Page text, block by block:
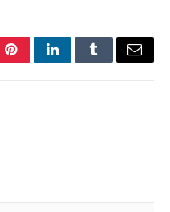
PinterestLinkedInTumblrEmail